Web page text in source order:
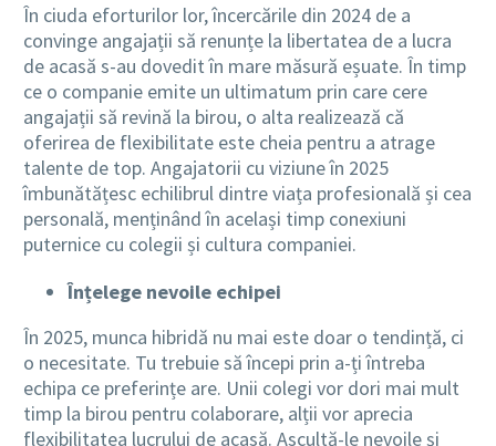
În ciuda eforturilor lor, încercările din 2024 de a
convinge angajații să renunțe la libertatea de a lucra
de acasă s-au dovedit în mare măsură eșuate. În timp
ce o companie emite un ultimatum prin care cere
angajații să revină la birou, o alta realizează că
oferirea de flexibilitate este cheia pentru a atrage
talente de top. Angajatorii cu viziune în 2025
îmbunătățesc echilibrul dintre viața profesională și cea
personală, menținând în același timp conexiuni
puternice cu colegii și cultura companiei.
Înțelege nevoile echipei
În 2025, munca hibridă nu mai este doar o tendință, ci
o necesitate. Tu trebuie să începi prin a-ți întreba
echipa ce preferințe are. Unii colegi vor dori mai mult
timp la birou pentru colaborare, alții vor aprecia
flexibilitatea lucrului de acasă. Ascultă-le nevoile și